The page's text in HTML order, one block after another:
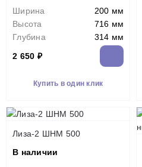
Ширина
200 мм
Высота
716 мм
Глубина
314 мм
2 650 ₽
Купить в один клик
Лиза-2 ШНМ 500
В наличии